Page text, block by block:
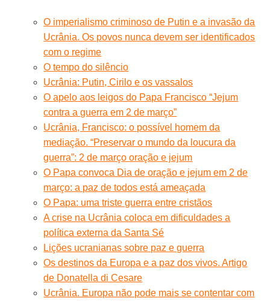
O imperialismo criminoso de Putin e a invasão da
Ucrânia. Os povos nunca devem ser identificados
com o regime
O tempo do silêncio
Ucrânia: Putin, Cirilo e os vassalos
O apelo aos leigos do Papa Francisco “Jejum
contra a guerra em 2 de março”
Ucrânia, Francisco: o possível homem da
mediação. “Preservar o mundo da loucura da
guerra”: 2 de março oração e jejum
O Papa convoca Dia de oração e jejum em 2 de
março: a paz de todos está ameaçada
O Papa: uma triste guerra entre cristãos
A crise na Ucrânia coloca em dificuldades a
política externa da Santa Sé
Lições ucranianas sobre paz e guerra
Os destinos da Europa e a paz dos vivos. Artigo
de Donatella di Cesare
Ucrânia. Europa não pode mais se contentar com